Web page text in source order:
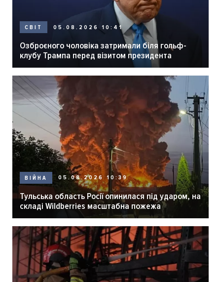
СВІТ 05.08.2026 10:41
Озброєного чоловіка затримали біля гольф-
клубу Трампа перед візитом президента
ВІЙНА 05.08.2026 10:39
Тульська область Росії опинилася під ударом, на
складі Wildberries масштабна пожежа